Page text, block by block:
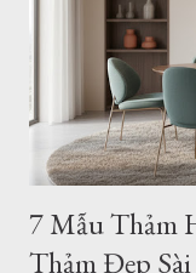
kế nội thất, thảm
vai trò kết nối toàn
kích thước phù hợp
trà và các món đồ
7 Mẫu Thảm
Thảm Đẹp